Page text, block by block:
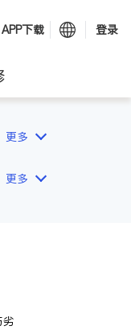
APP下载 登录
更多
更多